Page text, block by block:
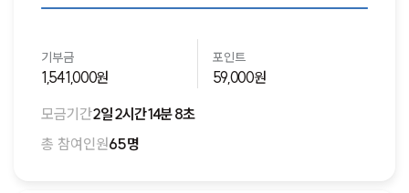
기부금
1,541,000원
포인트
59,000원
모금기간2일 2시간 14분 8초
총 참여인원65명